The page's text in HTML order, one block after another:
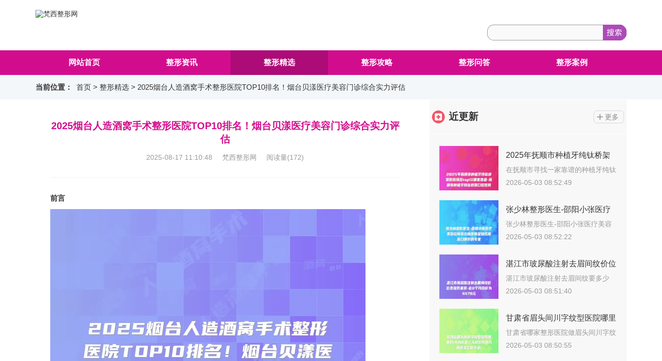
网站首页 整形资讯 整形精选 整形攻略 整形问答 整形案例
当前位置： 首页 > 整形精选 > 2025烟台人造酒窝手术整形医院TOP10排名！烟台贝漾医疗美容门诊综合实力评估
2025烟台人造酒窝手术整形医院TOP10排名！烟台贝漾医疗美容门诊综合实力评
估
2025-08-17 11:10:48 梵西整形网 阅读量(172)
前言
近更新 更多
2025年抚顺市种植牙纯钛桥架
医院排名top10哪家靠谱-抚顺市
种植牙纯钛桥架口腔医院
在抚顺市寻找一家靠谱的种植牙纯钛
桥架整形…
2026-05-03 08:52:49
张少林整形医生-邵阳小张医疗
美容诊所张少林医师是知名度高
口碑好的专家
张少林整形医生-邵阳小张医疗美容
诊所张少…
2026-05-03 08:52:22
湛江市玻尿酸注射去眉间纹价位
表强势来袭-近8个月均价为
4479元
湛江市玻尿酸注射去眉间纹要多少
钱？202…
2026-05-03 08:51:40
甘肃省眉头间川字纹型医院哪里
好(天水市第三人民医院潜力股
医生汇聚于此)
甘肃省哪家整形医院做眉头间川字纹
更好？说…
2026-05-03 08:50:55